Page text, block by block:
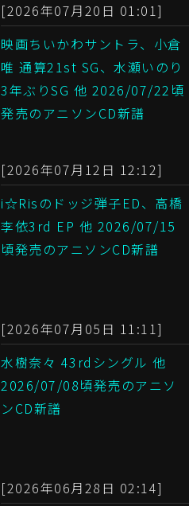
[2026年07月20日 01:01]
映画ちいかわサントラ、小倉
唯 通算21st SG、水瀬いのり
3年ぶりSG 他 2026/07/22頃
発売のアニソンCD新譜
[2026年07月12日 12:12]
i☆Risのドッジ弾子ED、高橋
李依3rd EP 他 2026/07/15
頃発売のアニソンCD新譜
[2026年07月05日 11:11]
水樹奈々 43rdシングル 他
2026/07/08頃発売のアニソ
ンCD新譜
[2026年06月28日 02:14]